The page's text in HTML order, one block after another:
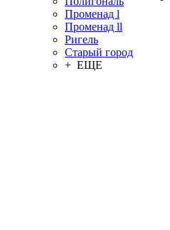
Променад l
Променад ll
Ригель
Старый город
+ ЕЩЕ